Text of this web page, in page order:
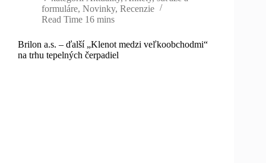
formuláre, Novinky, Recenzie
Read Time 16 mins
Brilon a.s. – ďalší „Klenot medzi veľkoobchodmi“
na trhu tepelných čerpadiel